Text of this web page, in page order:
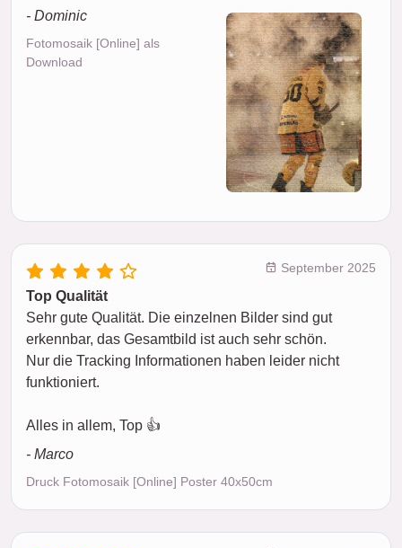
- Dominic
Fotomosaik [Online] als
Download
September 2025
Top Qualität
Sehr gute Qualität. Die einzelnen Bilder sind gut
erkennbar, das Gesamtbild ist auch sehr schön.
Nur die Tracking Informationen haben leider nicht
funktioniert.
Alles in allem, Top 👍
- Marco
Druck Fotomosaik [Online] Poster 40x50cm